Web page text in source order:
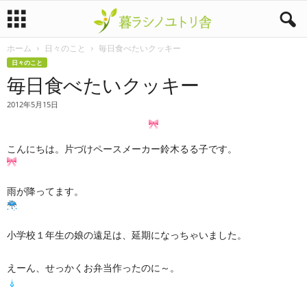
暮
ラ
ト
リ
ホーム 日々のこと 毎日食べたいクッキー
日々のこと
毎日食べたいクッキー
2012年5月15日
こんにちは。片づけペースメーカー鈴木るる子です。
雨が降ってます。
小学校１年生の娘の遠足は、延期になっちゃいました。
えーん、せっかくお弁当作ったのに～。